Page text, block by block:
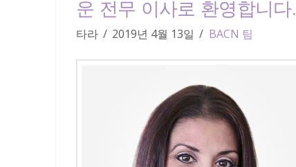
운 전무 이사로 환영합니다.
타라 2019년 4월 13일 BACN 팀